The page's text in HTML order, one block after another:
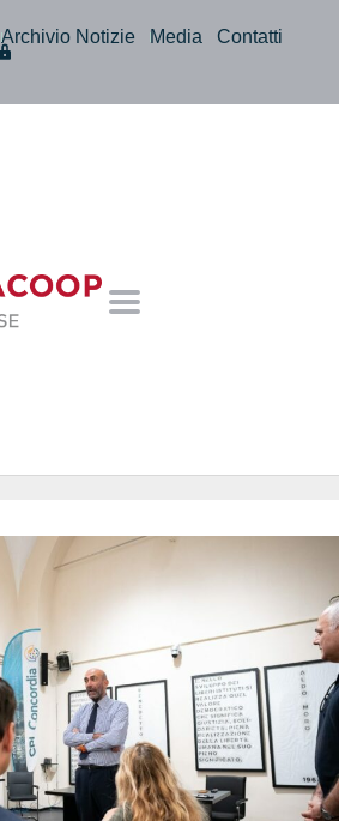
Archivio Notizie Media Contatti